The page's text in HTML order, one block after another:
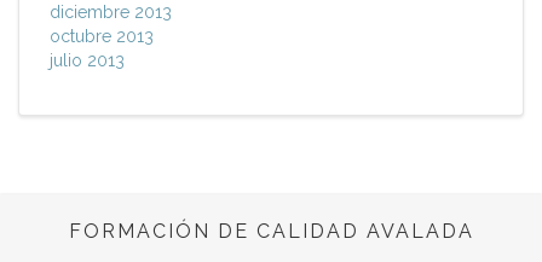
diciembre 2013
octubre 2013
julio 2013
FORMACIÓN DE CALIDAD AVALADA